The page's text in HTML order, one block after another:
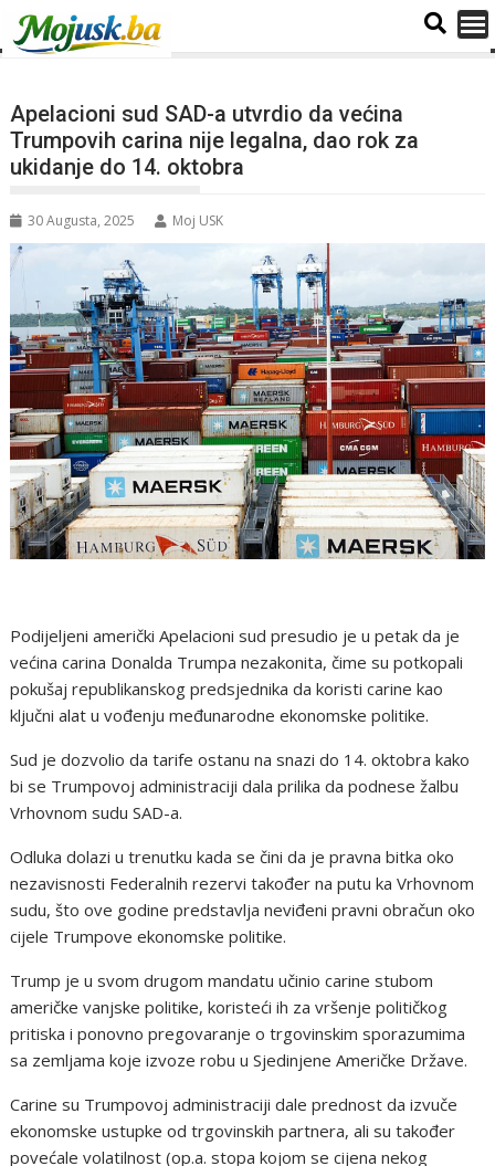
Apelacioni sud SAD-a utvrdio da većina
Trumpovih carina nije legalna, dao rok za
ukidanje do 14. oktobra
30 Augusta, 2025 Moj USK
Podijeljeni američki Apelacioni sud presudio je u petak da je
većina carina Donalda Trumpa nezakonita, čime su potkopali
pokušaj republikanskog predsjednika da koristi carine kao
ključni alat u vođenju međunarodne ekonomske politike.
Sud je dozvolio da tarife ostanu na snazi ​​do 14. oktobra kako
bi se Trumpovoj administraciji dala prilika da podnese žalbu
Vrhovnom sudu SAD-a.
Odluka dolazi u trenutku kada se čini da je pravna bitka oko
nezavisnosti Federalnih rezervi također na putu ka Vrhovnom
sudu, što ove godine predstavlja neviđeni pravni obračun oko
cijele Trumpove ekonomske politike.
Trump je u svom drugom mandatu učinio carine stubom
američke vanjske politike, koristeći ih za vršenje političkog
pritiska i ponovno pregovaranje o trgovinskim sporazumima
sa zemljama koje izvoze robu u Sjedinjene Američke Države.
Carine su Trumpovoj administraciji dale prednost da izvuče
ekonomske ustupke od trgovinskih partnera, ali su također
povećale volatilnost (op.a. stopa kojom se cijena nekog